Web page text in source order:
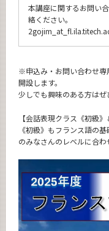
本講座に関するお問い
絡ください。
※申込み・お問い合わせ
開設します。
少しでも興味のある方はぜ
【会話表現クラス《初級》
《初級》もフランス語の
のみなさんのレベルに合わ